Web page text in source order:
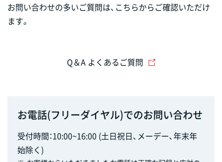
お問い合わせの多いご質問は、こちらからご確認いただけ
ます。
Q＆A よくあるご質問
お電話(フリーダイヤル)でのお問い合わせ
受付時間：10:00~16:00 (土日祝日、メーデー、年末年
始除く)